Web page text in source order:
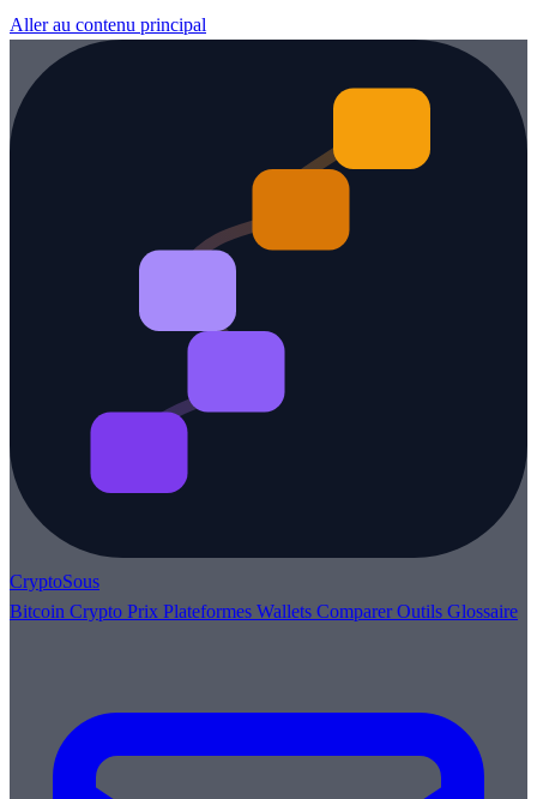
Aller au contenu principal
CryptoSous
Bitcoin Crypto Prix Plateformes Wallets ComparerOutils Glossaire